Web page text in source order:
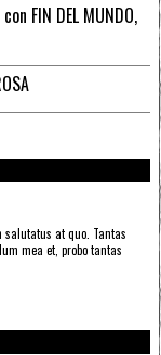
FIN DEL MUNDO,
salutatus at quo. Tantas
mea et, probo tantas